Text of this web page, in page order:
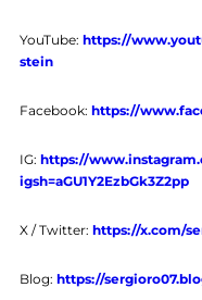
YouTube: https://
stein
Facebook: https://
IG: https://
igsh=aGU1Y2EzbGk3Z2pp
X / Twitter: https://x.com/
Blog: https://